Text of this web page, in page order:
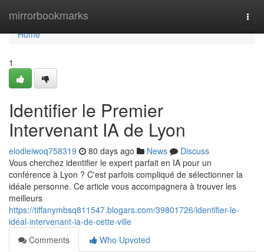
mirrorbookmarks
Home
Home
1
Identifier le Premier
Intervenant IA de Lyon
elodieiwoq758319 80 days ago News
Discuss
Vous cherchez identifier le expert parfait en IA pour un
conférence à Lyon ? C'est parfois compliqué de sélectionner la
idéale personne. Ce article vous accompagnera à trouver les
meilleurs
https://tiffanymbsq811547.blogars.com/39801726/identifier-le-
idéal-intervenant-ia-de-cette-ville
Comments
Who Upvoted